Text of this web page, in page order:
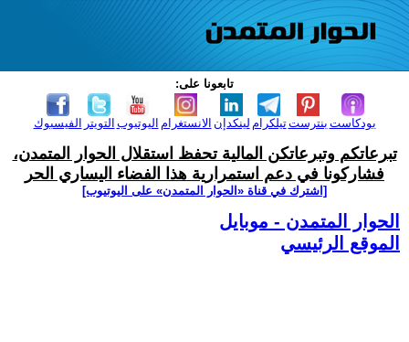
تابعونا على:
الفيسبوك التويتر اليوتيوب الانستغرام لينكدإن تيلكرامبنترست بودكاست
تبرعاتكم وتبرعاتكن المالية تحفظ استقلال الحوار المتمدن،
فشاركونا في دعم استمرارية هذا الفضاء اليساري الحر
[اشترك في قناة ‫«الحوار المتمدن» على اليوتيوب]
الحوار المتمدن - موبايل
الموقع الرئيسي